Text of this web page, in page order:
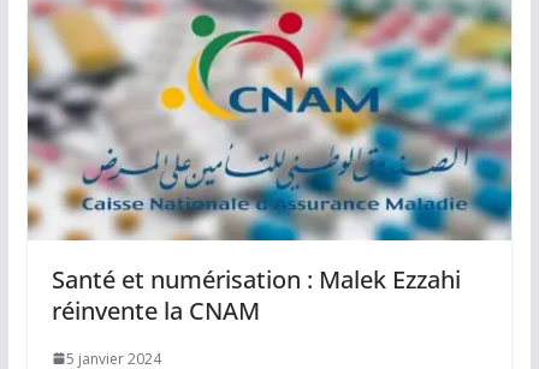
Santé et numérisation : Malek Ezzahi
réinvente la CNAM
5 janvier 2024